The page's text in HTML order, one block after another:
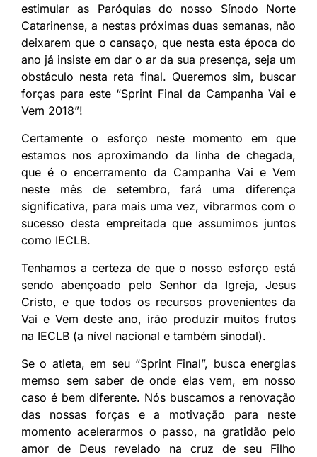
estimular as Paróquias do nosso Sínodo Norte
Catarinense, a nestas próximas duas semanas, não
deixarem que o cansaço, que nesta esta época do
ano já insiste em dar o ar da sua presença, seja um
obstáculo nesta reta final. Queremos sim, buscar
forças para este “Sprint Final da Campanha Vai e
Vem 2018”!
Certamente o esforço neste momento em que
estamos nos aproximando da linha de chegada,
que é o encerramento da Campanha Vai e Vem
neste mês de setembro, fará uma diferença
significativa, para mais uma vez, vibrarmos com o
sucesso desta empreitada que assumimos juntos
como IECLB.
Tenhamos a certeza de que o nosso esforço está
sendo abençoado pelo Senhor da Igreja, Jesus
Cristo, e que todos os recursos provenientes da
Vai e Vem deste ano, irão produzir muitos frutos
na IECLB (a nível nacional e também sinodal).
Se o atleta, em seu “Sprint Final”, busca energias
memso sem saber de onde elas vem, em nosso
caso é bem diferente. Nós buscamos a renovação
das nossas forças e a motivação para neste
momento acelerarmos o passo, na gratidão pelo
amor de Deus revelado na cruz de seu Filho